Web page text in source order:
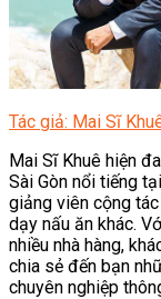
Tác giả: Mai Sĩ
Mai Sĩ Khuê hiện
Sài Gòn nổi tiếng
giảng viên cộng
dạy nấu ăn khác.
nhiều nhà hàng,
chia sẻ đến bạn
chuyên nghiệp